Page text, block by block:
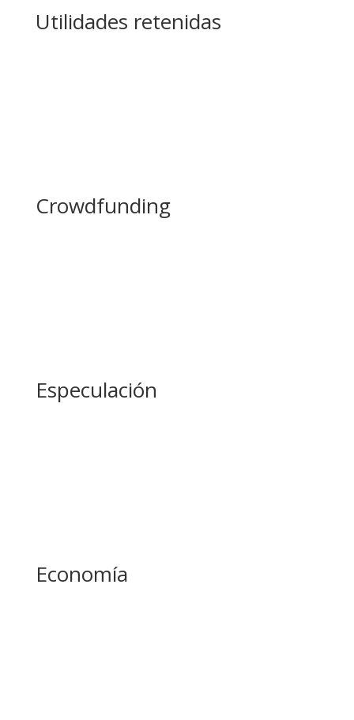
Utilidades retenidas
Crowdfunding
Especulación
Economía